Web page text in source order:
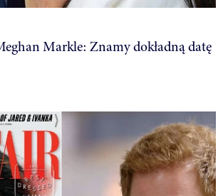
Markle: Znamy dokładną datę